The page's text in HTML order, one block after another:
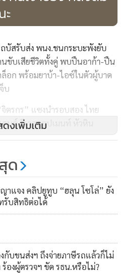
บัสรับส่ง พนง.ชนกระบะพังยับ
ขับเสียชีวิตทั้งคู่ พบปืนอาก้า-ปืน
อก พร้อมยาบ้า-ไอซ์ในตัวผู้บาด
บ
จิตรกร” แซงนำรอบสอง ไทย
ลนด์ ดีเวลลอปเมนท์ หัวหิน
.กกต.ศรีสะเกษสั่งตรวจสอบขน
ลงคะแนนเลือกตั้ง ขณะ ปชช.ใช้
ธิเลือกตั้งล่วงหน้าคึกคัก
ดงเพิ่มเติม
ด
แจง คลิปยูทูบ “ฮลุน โซโล่” ยัง
รับสิทธิต่อได้
กับขนส่งฯ ถึงจ่ายภาษีรถแล้วก็ไม่
องผู้ตรวจฯ ขัด รธน.หรือไม่?